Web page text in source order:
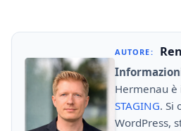
AUTORE:
Hermenau
STAGING. Si
WordPress,